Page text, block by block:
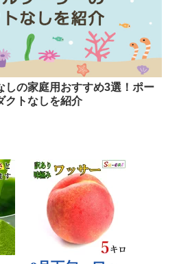
しの家庭用おすすめ3選！ポー
クトなしを紹介